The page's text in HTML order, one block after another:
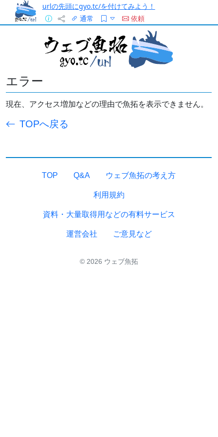
urlの先頭にgyo.tc/を付けてみよう！
通常
依頼